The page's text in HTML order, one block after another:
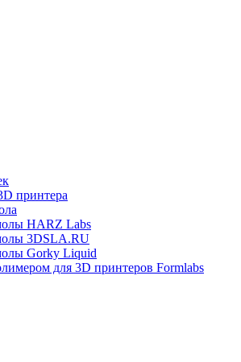
принтера
HARZ Labs
3DSLA.RU
Gorky Liquid
для 3D принтеров Formlabs